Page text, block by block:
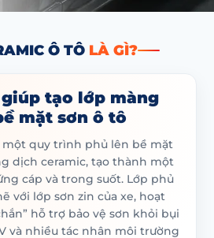
Ô TÔ LÀ GÌ?
tạo lớp màng
mặt sơn ô tô
một quy trình phủ lên bề mặt
dịch ceramic, tạo thành một
cáp và trong suốt. Lớp phủ
với lớp sơn zin của xe, hoạt
hỗ trợ bảo vệ sơn khỏi bụi
và nhiều tác nhân môi trường